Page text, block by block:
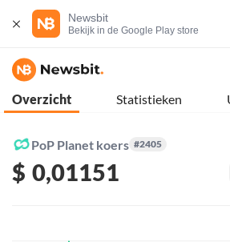
Newsbit
Bekijk in de Google Play store
Overzicht Statistieken
PoP Planet koers #2405
$ 0,01151